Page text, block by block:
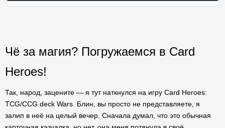
Чё за магия? Погружаемся в Card
Heroes!
Так, народ, зацените — я тут наткнулся на игру Card Heroes:
TCG/CCG deck Wars. Блин, вы просто не представляете, я
залип в неё на целый вечер. Сначала думал, что это обычная